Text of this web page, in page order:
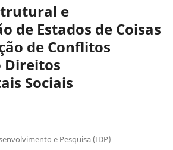
e
de Estados de Coisas
de Conflitos
Direitos
Sociais
e Pesquisa (IDP)